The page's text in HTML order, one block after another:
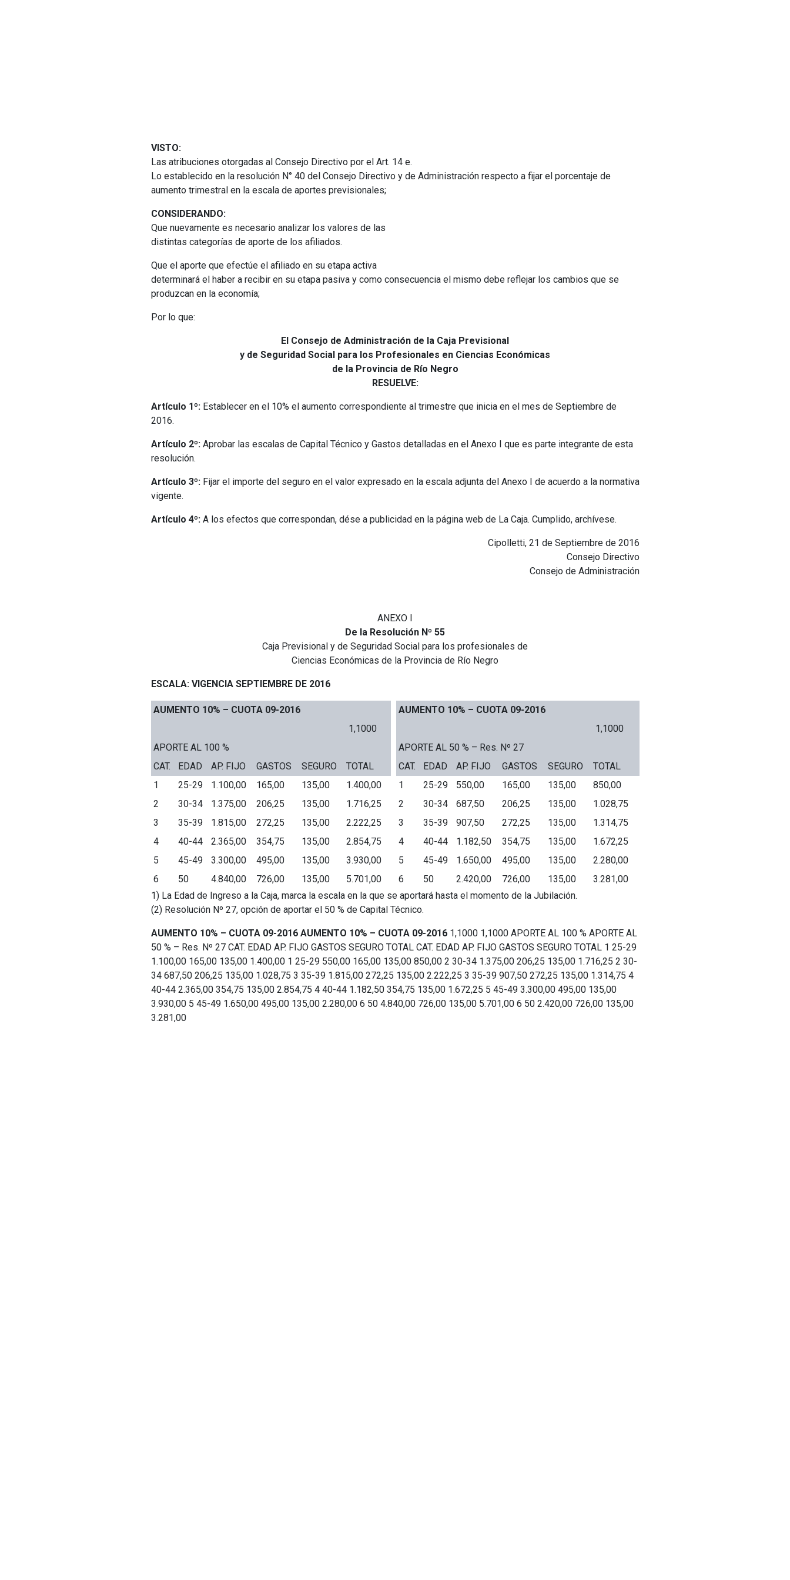
VISTO:
Las atribuciones otorgadas al Consejo Directivo por el Art. 14 e.
Lo establecido en la resolución N° 40 del Consejo Directivo y de Administración respecto a fijar el porcentaje de
aumento trimestral en la escala de aportes previsionales;
CONSIDERANDO:
Que nuevamente es necesario analizar los valores de las
distintas categorías de aporte de los afiliados.
Que el aporte que efectúe el afiliado en su etapa activa
determinará el haber a recibir en su etapa pasiva y como consecuencia el mismo debe reflejar los cambios que se
produzcan en la economía;
Por lo que:
El Consejo de Administración de la Caja Previsional
y de Seguridad Social para los Profesionales en Ciencias Económicas
de la Provincia de Río Negro
RESUELVE:
Artículo 1º:Establecer en el 10% el aumento correspondiente al trimestre que inicia en el mes de Septiembre de
2016.
Artículo 2º:Aprobar las escalas de Capital Técnico y Gastos detalladas en el Anexo I que es parte integrante de esta
resolución.
Artículo 3º:Fijar el importe del seguro en el valor expresado en la escala adjunta del Anexo I de acuerdo a la normativa
vigente.
Artículo 4º:A los efectos que correspondan, dése a publicidad en la página web de La Caja. Cumplido, archívese.
Cipolletti, 21 de Septiembre de 2016
Consejo Directivo
Consejo de Administración
ANEXO I
De la Resolución Nº 55
Caja Previsional y de Seguridad Social para los profesionales de
Ciencias Económicas de la Provincia de Río Negro
ESCALA: VIGENCIA SEPTIEMBRE DE 2016
AUMENTO 10% – CUOTA 09-2016
AUMENTO 10% – CUOTA 09-2016
1,1000
1,1000
APORTE AL 100 %
APORTE AL 50 % – Res. Nº 27
CAT.
EDAD AP. FIJO GASTOS SEGURO TOTAL CAT. EDAD AP. FIJO GASTOS SEGURO
TOTAL
1
25-29 1.100,00 165,00 135,00 1.400,00 1 25-29 550,00 165,00 135,00
850,00
2
30-34 1.375,00 206,25 135,00 1.716,25 2 30-34 687,50 206,25 135,00
1.028,75
3
35-39 1.815,00 272,25 135,00 2.222,25 3 35-39 907,50 272,25 135,00
1.314,75
4
40-44 2.365,00 354,75 135,00 2.854,75 4 40-44 1.182,50 354,75 135,00
1.672,25
5
45-49 3.300,00 495,00 135,00 3.930,00 5 45-49 1.650,00 495,00 135,00
2.280,00
6
50 4.840,00 726,00 135,00 5.701,00 6 50 2.420,00 726,00 135,00
3.281,00
1) La Edad de Ingreso a la Caja, marca la escala en la que se aportará hasta el momento de la Jubilación.
(2) Resolución Nº 27, opción de aportar el 50 % de Capital Técnico.
AUMENTO 10% – CUOTA 09-2016 AUMENTO 10% – CUOTA 09-2016 1,1000 1,1000 APORTE AL 100 % APORTE AL
50 % – Res. Nº 27 CAT. EDAD AP. FIJO GASTOS SEGURO TOTAL CAT. EDAD AP. FIJO GASTOS SEGURO TOTAL 1 25-29
1.100,00 165,00 135,00 1.400,00 1 25-29 550,00 165,00 135,00 850,00 2 30-34 1.375,00 206,25 135,00 1.716,25 2 30-
34 687,50 206,25 135,00 1.028,75 3 35-39 1.815,00 272,25 135,00 2.222,25 3 35-39 907,50 272,25 135,00 1.314,75 4
40-44 2.365,00 354,75 135,00 2.854,75 4 40-44 1.182,50 354,75 135,00 1.672,25 5 45-49 3.300,00 495,00 135,00
3.930,00 5 45-49 1.650,00 495,00 135,00 2.280,00 6 50 4.840,00 726,00 135,00 5.701,00 6 50 2.420,00 726,00 135,00
3.281,00